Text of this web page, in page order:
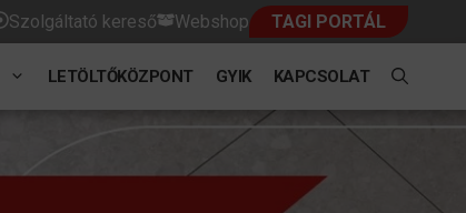
Szolgáltató kereső Webshop TAGI PORTÁL
LETÖLTŐKÖZPONT GYIK KAPCSOLAT